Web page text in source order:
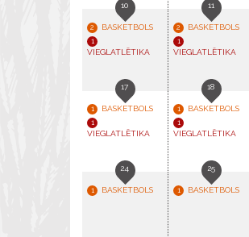
10
2 BASKETBOLS
1
VIEGLATLĒTIKA
11
2 BASKETBOLS
1
VIEGLATLĒTIKA
17
1 BASKETBOLS
1
VIEGLATLĒTIKA
18
1 BASKETBOLS
1
VIEGLATLĒTIKA
24
1 BASKETBOLS
25
1 BASKETBOLS